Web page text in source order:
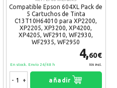
Compatible Epson 604XL Pack de
5 Cartuchos de Tinta
C13T10H64010 para XP2200,
XP2205, XP3200, XP4200,
XP4205, WF2910, WF2930,
WF2935, WF2950
4,60€
IVA Incl.
En stock. Envío 24/48 h
- + añadir